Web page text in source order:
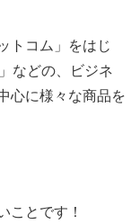
トコム」をはじ
などの、ビジネ
心に様々な商品を
ことです！